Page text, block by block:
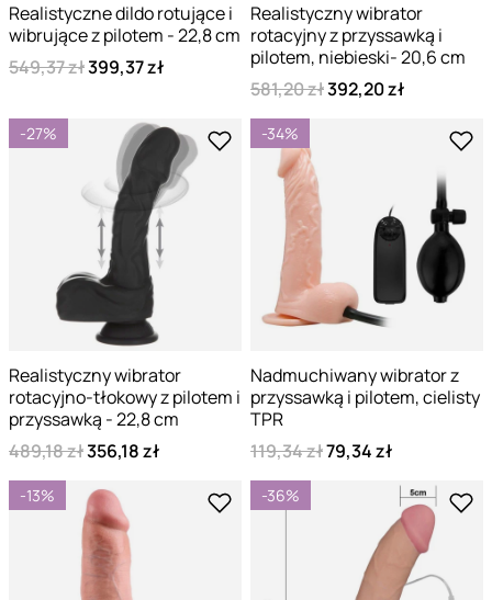
Realistyczne dildo rotujące i
wibrujące z pilotem - 22,8 cm
549,37 zł399,37 zł
Realistyczny wibrator
rotacyjny z przyssawką i
pilotem, niebieski- 20,6 cm
581,20 zł392,20 zł
-27%
Realistyczny wibrator
rotacyjno-tłokowy z pilotem i
przyssawką - 22,8 cm
489,18 zł356,18 zł
-34%
Nadmuchiwany wibrator z
przyssawką i pilotem, cielisty
TPR
119,34 zł79,34 zł
-13% -36%